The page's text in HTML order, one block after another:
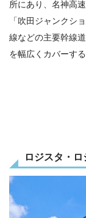
所にあり、名神高
「吹田ジャンクシ
線などの主要幹線
を幅広くカバーす
ロジスタ・